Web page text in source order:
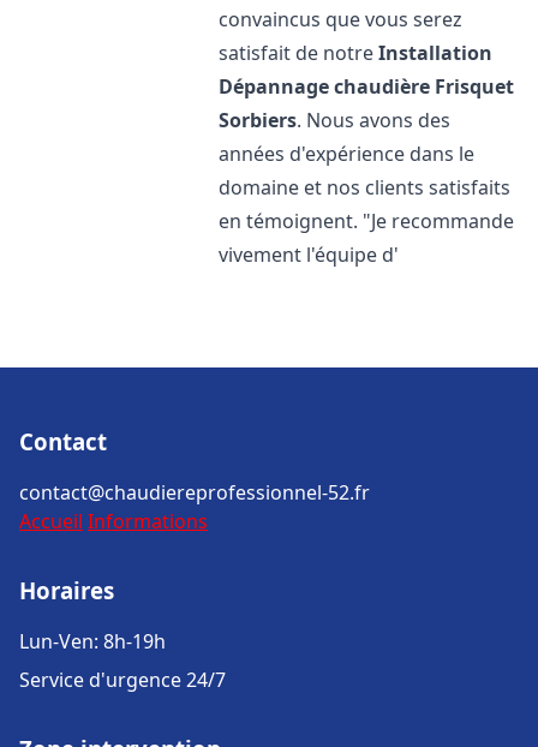
convaincus que vous serez
satisfait de notreInstallation
Dépannage chaudière Frisquet
Sorbiers. Nous avons des
années d'expérience dans le
domaine et nos clients satisfaits
en témoignent. "Je recommande
vivement l'équipe d'
Contact
contact@chaudiereprofessionnel-52.fr
Accueil Informations
Horaires
Lun-Ven: 8h-19h
Service d'urgence 24/7